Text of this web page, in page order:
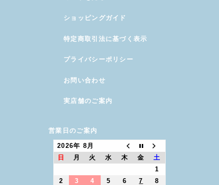
ショッピングガイド
特定商取引法に基づく表示
プライバシーポリシー
お問い合わせ
実店舗のご案内
営業日のご案内
2026年 8月
日
月 火 水 木 金
土
1
2
3 4 5 6 7
8